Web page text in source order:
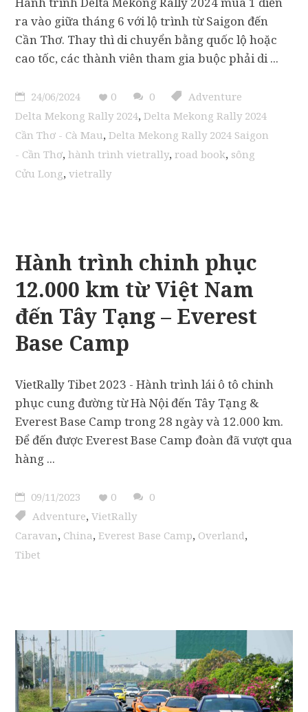
ra vào giữa tháng 6 với lộ trình từ Saigon đến
Cần Thơ. Thay thì di chuyển bằng quốc lộ hoặc
cao tốc, các thành viên tham gia buộc phải di
24/06/2024 0 0
Adventure
Delta Mekong Rally 2024,Delta Mekong Rally 2024
Cần Thơ - Cà Mau,Delta Mekong Rally 2024 Saigon
- Cần Thơ,hành trình vietrally,road book, sông
Cửu Long,vietrally
Hành trình chinh phục
12.000 km từ Việt Nam
đến Tây Tạng – Everest
Base Camp
VietRally Tibet 2023 - Hành trình lái ô tô chinh
phục cung đường từ Hà Nội đến Tây Tạng &
Everest Base Camp trong 28 ngày và 12.000 km.
Để đến được Everest Base Camp đoàn đã vượt qua
hàng
09/11/2023 0
0
Adventure,VietRally
Caravan, China,Everest Base Camp, Overland,
Tibet